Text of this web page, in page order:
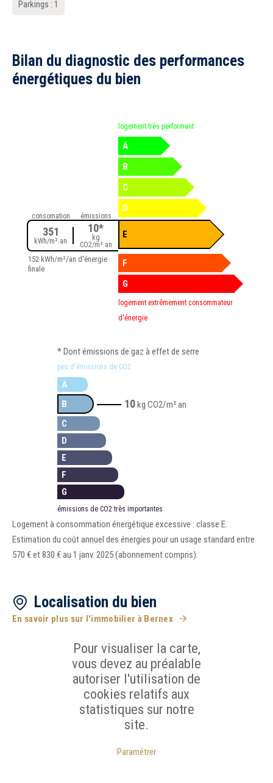
Parkings : 1
Bilan du diagnostic des performances
énergétiques du bien
logement très performant
A
B
C
D
consomation
351
kWh/m².an
émissions
10*
kg
CO2/m².an
152 kWh/m²/an d'énergie
finale
E
F
G
logement extrêmement consommateur
d'énergie
* Dont émissions de gaz à effet de serre
peu d'émissions de CO2
A
B
10kg CO2/m².an
C
D
E
F
G
émissions de CO2 très importantes
Logement à consommation énergétique excessive : classe E.
Estimation du coût annuel des énergies pour un usage standard entre
570 € et 830 € au 1 janv. 2025 (abonnement compris).
Localisation du bien
En savoir plus sur l'immobilier à Bernex
Pour visualiser la carte,
vous devez au préalable
autoriser l'utilisation de
cookies relatifs aux
statistiques sur notre
site.
Paramétrer